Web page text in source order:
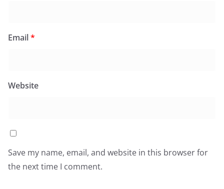
Email*
Website
Save my name, email, and website in this browser for
the next time I comment.